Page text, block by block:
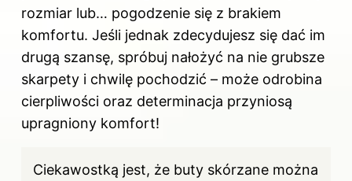
rozmiar lub… pogodzenie się z brakiem
komfortu. Jeśli jednak zdecydujesz się dać im
drugą szansę, spróbuj nałożyć na nie grubsze
skarpety i chwilę pochodzić – może odrobina
cierpliwości oraz determinacja przyniosą
upragniony komfort!
Ciekawostką jest, że buty skórzane można